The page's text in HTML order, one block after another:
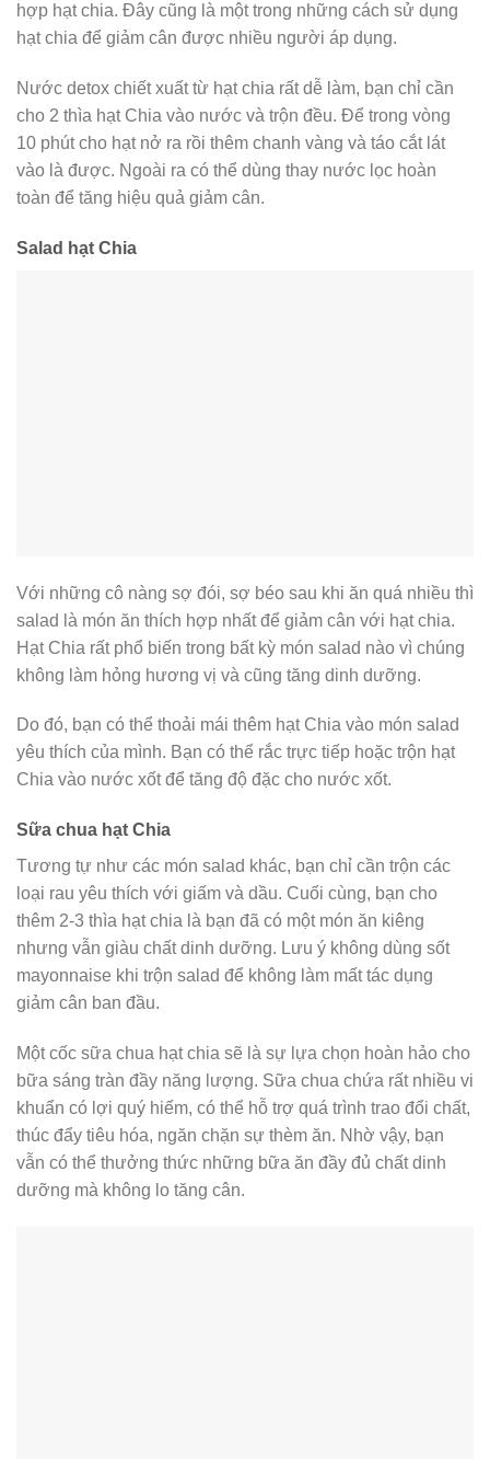
hợp hạt chia. Đây cũng là một trong những cách sử dụng
hạt chia để giảm cân được nhiều người áp dụng.
Nước detox chiết xuất từ ​​hạt chia rất dễ làm, bạn chỉ cần
cho 2 thìa hạt Chia vào nước và trộn đều. Để trong vòng
10 phút cho hạt nở ra rồi thêm chanh vàng và táo cắt lát
vào là được. Ngoài ra có thể dùng thay nước lọc hoàn
toàn để tăng hiệu quả giảm cân.
Salad hạt Chia
Với những cô nàng sợ đói, sợ béo sau khi ăn quá nhiều thì
salad là món ăn thích hợp nhất để giảm cân với hạt chia.
Hạt Chia rất phổ biến trong bất kỳ món salad nào vì chúng
không làm hỏng hương vị và cũng tăng dinh dưỡng.
Do đó, bạn có thể thoải mái thêm hạt Chia vào món salad
yêu thích của mình. Bạn có thể rắc trực tiếp hoặc trộn hạt
Chia vào nước xốt để tăng độ đặc cho nước xốt.
Sữa chua hạt Chia
Tương tự như các món salad khác, bạn chỉ cần trộn các
loại rau yêu thích với giấm và dầu. Cuối cùng, bạn cho
thêm 2-3 thìa hạt chia là bạn đã có một món ăn kiêng
nhưng vẫn giàu chất dinh dưỡng. Lưu ý không dùng sốt
mayonnaise khi trộn salad để không làm mất tác dụng
giảm cân ban đầu.
Một cốc sữa chua hạt chia sẽ là sự lựa chọn hoàn hảo cho
bữa sáng tràn đầy năng lượng. Sữa chua chứa rất nhiều vi
khuẩn có lợi quý hiếm, có thể hỗ trợ quá trình trao đổi chất,
thúc đẩy tiêu hóa, ngăn chặn sự thèm ăn. Nhờ vậy, bạn
vẫn có thể thưởng thức những bữa ăn đầy đủ chất dinh
dưỡng mà không lo tăng cân.